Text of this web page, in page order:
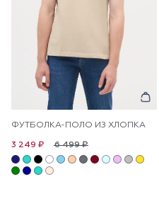
ФУТБОЛКА-ПОЛО ИЗ ХЛОПКА
6 499 ₽
3 249 ₽